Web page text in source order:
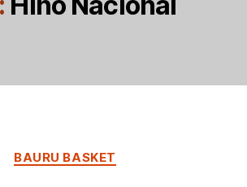
Categorias
BAURU BASKET